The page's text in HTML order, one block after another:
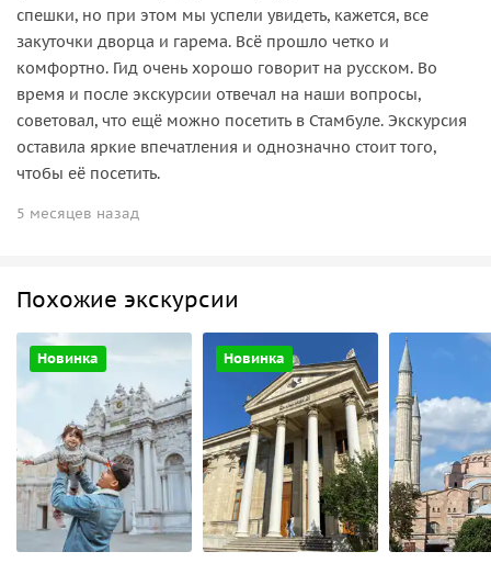
спешки, но при этом мы успели увидеть, кажется, все
закуточки дворца и гарема. Всё прошло четко и
комфортно. Гид очень хорошо говорит на русском. Во
время и после экскурсии отвечал на наши вопросы,
советовал, что ещё можно посетить в Стамбуле. Экскурсия
оставила яркие впечатления и однозначно стоит того,
чтобы её посетить.
5 месяцев назад
Похожие экскурсии
Новинка Новинка